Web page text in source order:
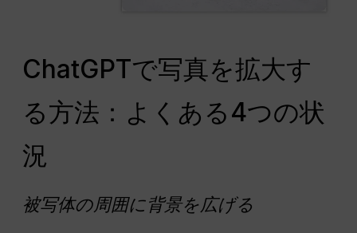
ChatGPTで写真を拡大す
る方法：よくある4つの状
況
被写体の周囲に背景を広げる